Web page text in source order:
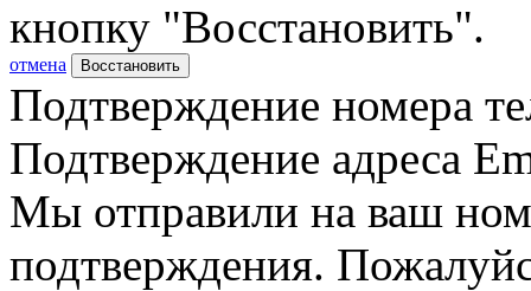
кнопку "Восстановить".
отмена Восстановить
Подтверждение номера
Подтверждение адреса
Мы отправили на ваш
подтверждения.